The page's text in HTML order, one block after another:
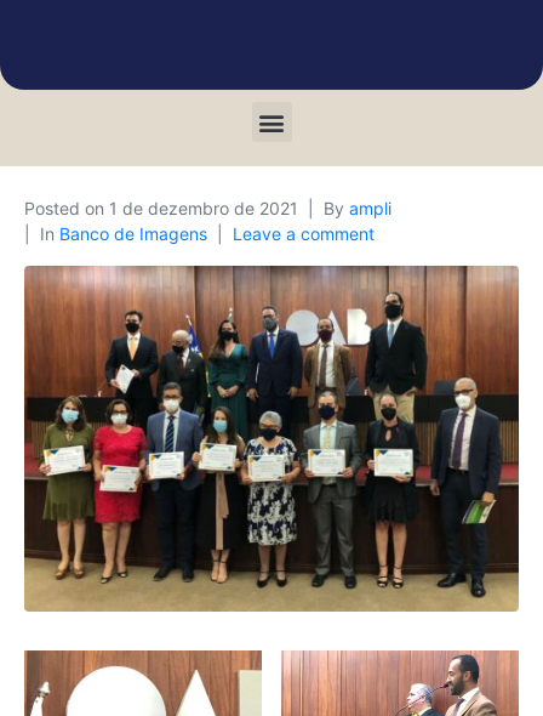
Posted on 1 de dezembro de 2021 By ampli
In Banco de Imagens Leave a comment